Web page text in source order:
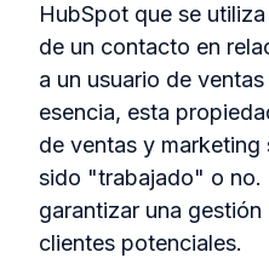
HubSpot que se
de un contacto en
a un usuario de
esencia, esta
de ventas y
sido "trabajado" o no.
garantizar una
clientes potenciales.